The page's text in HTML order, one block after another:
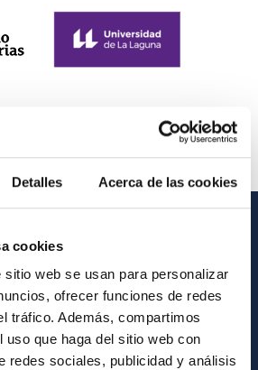
Detalles Acerca de las cookies
cookies
web se usan para personalizar
ofrecer funciones de redes
tráfico. Además, compartimos
uso que haga del sitio web con
redes sociales, publicidad y análisis